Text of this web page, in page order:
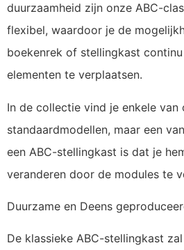
duurzaamheid zijn onze ABC-
flexibel, waardoor je de
boekenrek of stellingkast
elementen te verplaatsen.
In de collectie vind je enkele van
standaardmodellen, maar een
een ABC-stellingkast is dat je
veranderen door de modules te
Duurzame en Deens
De klassieke ABC-stellingkast